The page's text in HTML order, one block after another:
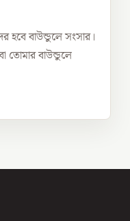
হবে বাউন্ডুলে সংসার।
তোমার বাউন্ডুলে